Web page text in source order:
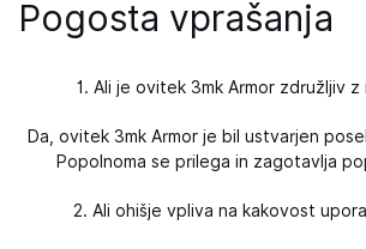
Pogosta vprašanja
1. Ali je ovitek 3mk Armor združljiv z
Da, ovitek 3mk Armor je bil ustvarjen
Popolnoma se prilega in zagotavlja
2. Ali ohišje vpliva na kakovost